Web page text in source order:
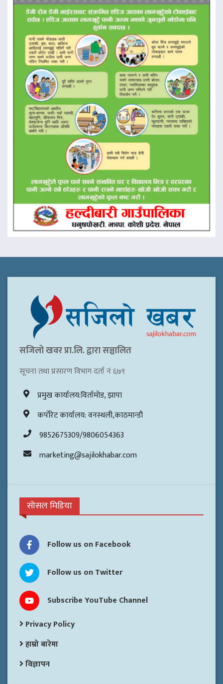
सजिलो खवर प्रा.लि. द्वारा सञ्चालित
सूचना तथा प्रसारण विभाग दर्ता नं ६७९
प्रमुख कार्यालय:विर्तामोड, झापा
कर्पोरेट कार्यालय: वनस्थली,काठमान्डौ
9852675309/9806054363
marketing@sajilokhabar.com
सोसल मिडिया
Follow us on Facebook
Follow us on Twitter
Subscribe YouTube Channel
Privacy Policy
हाम्रो बारेमा
विज्ञापन